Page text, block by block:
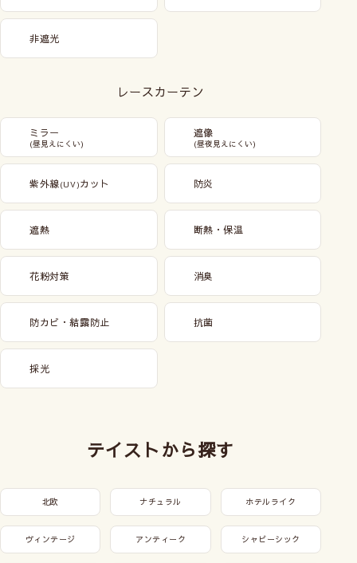
非遮光
レースカーテン
ミラー
(昼見えにくい)
遮像
(昼夜見えにくい)
紫外線(UV)カット 防炎
遮熱 断熱・保温
花粉対策 消臭
防カビ・結露防止 抗菌
採光
テイストから探す
北欧 ナチュラル ホテルライク
ヴィンテージ アンティーク シャビーシック